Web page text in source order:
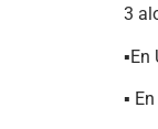
3
▪️